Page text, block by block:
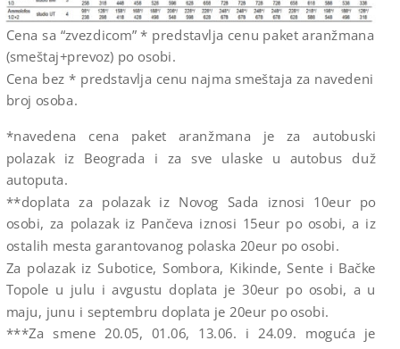
Cena sa “zvezdicom” * predstavlja cenu paket aranžmana
(smeštaj+prevoz) po osobi.
Cena bez * predstavlja cenu najma smeštaja za navedeni
broj osoba.
*navedena cena paket aranžmana je za autobuski
polazak iz Beograda i za sve ulaske u autobus duž
autoputa.
**doplata za polazak iz Novog Sada iznosi 10eur po
osobi, za polazak iz Pančeva iznosi 15eur po osobi, a iz
ostalih mesta garantovanog polaska 20eur po osobi.
Za polazak iz Subotice, Sombora, Kikinde, Sente i Bačke
Topole u julu i avgustu doplata je 30eur po osobi, a u
maju, junu i septembru doplata je 20eur po osobi.
***Za smene 20.05, 01.06, 13.06. i 24.09. moguća je